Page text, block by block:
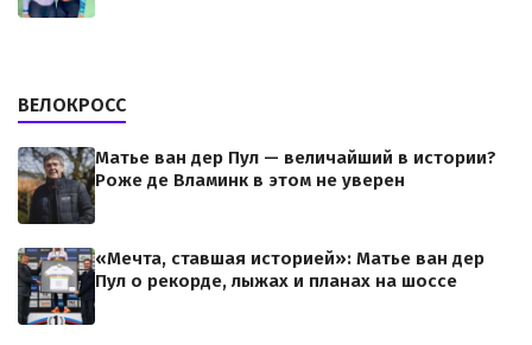
ВЕЛОКРОСС
Матье ван дер Пул — величайший в истории?
Роже де Вламинк в этом не уверен
«Мечта, ставшая историей»: Матье ван дер
Пул о рекорде, лыжах и планах на шоссе